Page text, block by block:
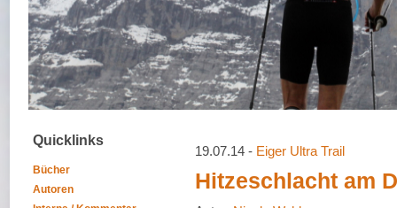
Quicklinks
Bücher
Autoren
19.07.14 - Eiger Ultra Trail
Hitzeschlacht am